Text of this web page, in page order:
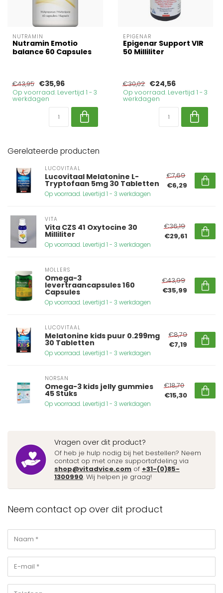
NUTRAMIN
Nutramin Emotio
balance 60 Capsules
€43,95 €35,96
Op voorraad. Levertijd 1 - 3
werkdagen
EPIGENAR
Epigenar Support VIR
50 Milliliter
€30,02 €24,56
Op voorraad. Levertijd 1 - 3
werkdagen
Gerelateerde producten
LUCOVITAAL
Lucovitaal Melatonine L-
Tryptofaan 5mg 30 Tabletten
Op voorraad. Levertijd 1 - 3 werkdagen
€7,69
€6,29
VITA
Vita CZS 41 Oxytocine 30
Milliliter
Op voorraad. Levertijd 1 - 3 werkdagen
€36,19
€29,61
MOLLERS
Omega-3
levertraancapsules 160
Capsules
Op voorraad. Levertijd 1 - 3 werkdagen
€43,99
€35,99
LUCOVITAAL
Melatonine kids puur 0.299mg
30 Tabletten
Op voorraad. Levertijd 1 - 3 werkdagen
€8,79
€7,19
NORSAN
Omega-3 kids jelly gummies
45 Stuks
Op voorraad. Levertijd 1 - 3 werkdagen
€18,70
€15,30
Vragen over dit product?
Of heb je hulp nodig bij het bestellen? Neem
contact op met onze supportafdeling via
shop@vitadvice.com of +31-(0)85-
1300990. Wij helpen je graag!
Neem contact op over dit product